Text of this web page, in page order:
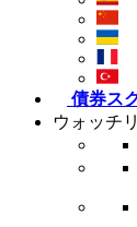
債券ス
ウォッチ